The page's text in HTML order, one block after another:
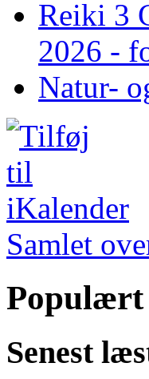
Reiki 3
2026 -
Natur-
Samlet
Senest